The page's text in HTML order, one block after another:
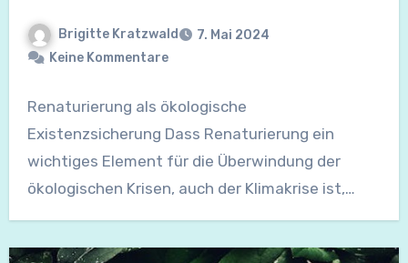
Brigitte Kratzwald
7. Mai 2024
Keine Kommentare
Renaturierung als ökologische
Existenzsicherung Dass Renaturierung ein
wichtiges Element für die Überwindung der
ökologischen Krisen, auch der Klimakrise ist,